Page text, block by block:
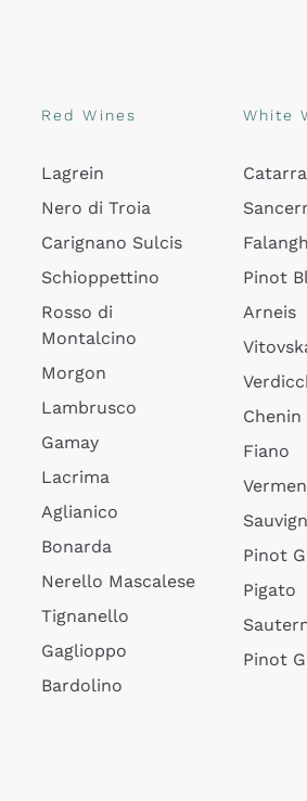
Red Wines
Lagrein
Nero di Troia
Carignano Sulcis
Schioppettino
Rosso di
Montalcino
Morgon
Lambrusco
Gamay
Lacrima
Aglianico
Bonarda
Nerello Mascalese
Tignanello
Gaglioppo
Bardolino
White
Pinot
Arneis
Chenin
Fiano
Pinot
Pigato
Pinot